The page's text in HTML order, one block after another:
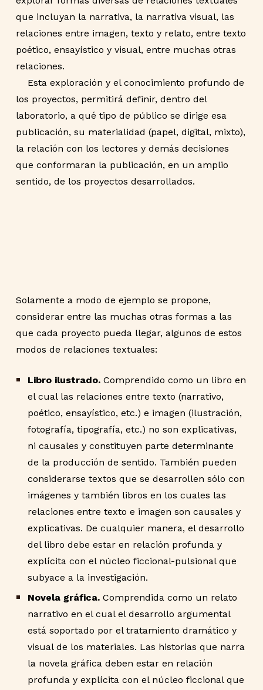
que incluyan la narrativa, la narrativa visual, las
relaciones entre imagen, texto y relato, entre texto
poético, ensayístico y visual, entre muchas otras
relaciones.
Esta exploración y el conocimiento profundo de
los proyectos, permitirá definir, dentro del
laboratorio, a qué tipo de público se dirige esa
publicación, su materialidad (papel, digital, mixto),
la relación con los lectores y demás decisiones
que conformaran la publicación, en un amplio
sentido, de los proyectos desarrollados.
Solamente a modo de ejemplo se propone,
considerar entre las muchas otras formas a las
que cada proyecto pueda llegar, algunos de estos
modos de relaciones textuales:
Libro ilustrado.Comprendido como un libro en
el cual las relaciones entre texto (narrativo,
poético, ensayístico, etc.) e imagen (ilustración,
fotografía, tipografía, etc.) no son explicativas,
ni causales y constituyen parte determinante
de la producción de sentido. También pueden
considerarse textos que se desarrollen sólo con
imágenes y también libros en los cuales las
relaciones entre texto e imagen son causales y
explicativas. De cualquier manera, el desarrollo
del libro debe estar en relación profunda y
explícita con el núcleo ficcional-pulsional que
subyace a la investigación.
Novela gráfica. Comprendida como un relato
narrativo en el cual el desarrollo argumental
está soportado por el tratamiento dramático y
visual de los materiales. Las historias que narra
la novela gráfica deben estar en relación
profunda y explícita con el núcleo ficcional que